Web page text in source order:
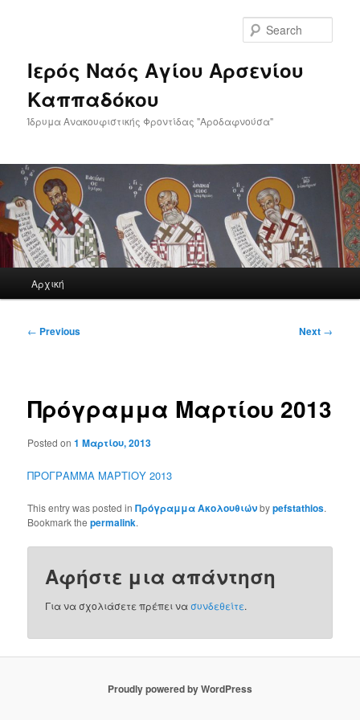
Ιερός Ναός Αγίου Αρσενίου
Καππαδόκου
Ίδρυμα Ανακουφιστικής Φροντίδας "Αροδαφνούσα"
Αρχική
Post
← Previous Next →
Πρόγραμμα Μαρτίου 2013
Posted on1 Μαρτίου, 2013
ΠΡΟΓΡΑΜΜΑ ΜΑΡΤΙΟΥ 2013
This entry was posted inΠρόγραμμα Ακολουθιώνbypefstathios.
Bookmark thepermalink.
Αφήστε μια απάντηση
Για να σχολιάσετε πρέπει νασυνδεθείτε.
Proudly powered by WordPress